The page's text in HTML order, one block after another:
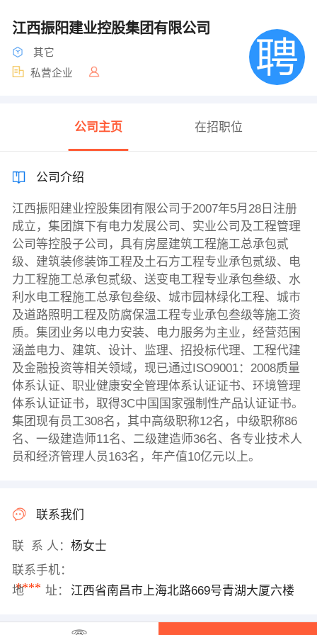
江西振阳建业控股集团有限公司
其它
私营企业
公司主页 在招职位
公司介绍
江西振阳建业控股集团有限公司于2007年5月28日注册
成立，集团旗下有电力发展公司、实业公司及工程管理
公司等控股子公司，具有房屋建筑工程施工总承包贰
级、建筑装修装饰工程及土石方工程专业承包贰级、电
力工程施工总承包贰级、送变电工程专业承包叁级、水
利水电工程施工总承包叁级、城市园林绿化工程、城市
及道路照明工程及防腐保温工程专业承包叁级等施工资
质。集团业务以电力安装、电力服务为主业，经营范围
涵盖电力、建筑、设计、监理、招投标代理、工程代建
及金融投资等相关领域，现已通过ISO9001：2008质量
体系认证、职业健康安全管理体系认证证书、环境管理
体系认证证书，取得3C中国国家强制性产品认证证书。
集团现有员工308名，其中高级职称12名，中级职称86
名、一级建造师11名、二级建造师36名、各专业技术人
员和经济管理人员163名，年产值10亿元以上。
联系我们
联 系 人： 杨女士
联系手机：
****
地 址： 江西省南昌市上海北路669号青湖大厦六楼